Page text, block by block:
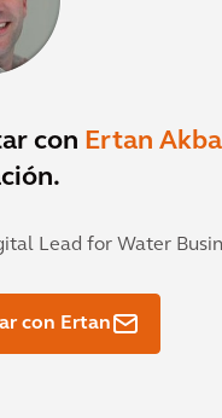
con Ertan
Lead for Water
con Ertan